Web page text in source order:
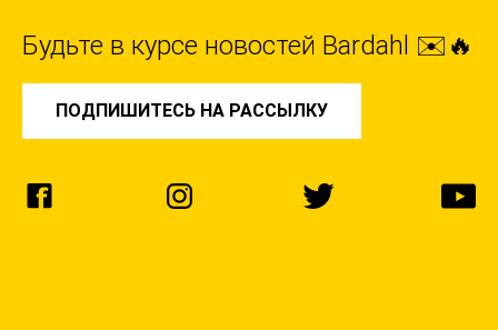
Будьте в курсе новостей Bardahl ✉️🔥
ПОДПИШИТЕСЬ НА РАССЫЛКУ